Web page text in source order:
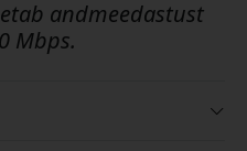
andmeedastust
Mbps.